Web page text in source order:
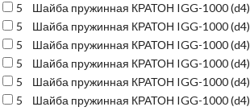
5
Шайба пружинная КРАТОН IGG-1000 (d4)
5
Шайба пружинная КРАТОН IGG-1000 (d4)
5
Шайба пружинная КРАТОН IGG-1000 (d4)
5
Шайба пружинная КРАТОН IGG-1000 (d4)
5
Шайба пружинная КРАТОН IGG-1000 (d4)
5
Шайба пружинная КРАТОН IGG-1000 (d4)